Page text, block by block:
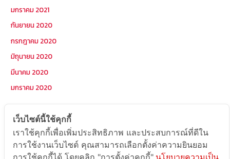
มกราคม 2021
กันยายน 2020
กรกฎาคม 2020
มิถุนายน 2020
มีนาคม 2020
มกราคม 2020
หมวดหมู่
Postcode
เว็บไซต์นี้ใช้คุกกี้
เราใช้คุกกี้เพื่อเพิ่มประสิทธิภาพ และประสบการณ์ที่ดีใน
การใช้งานเว็บไซต์ คุณสามารถเลือกตั้งค่าความยินยอม
การใช้คุกกี้ได้ โดยคลิก "การตั้งค่าคุกกี้" นโยบายความเป็น